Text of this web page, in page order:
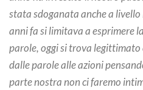
stata sdoganata anche a
anni fa si limitava a esprimere
parole, oggi si trova legittimato
dalle parole alle azioni
parte nostra non ci faremo